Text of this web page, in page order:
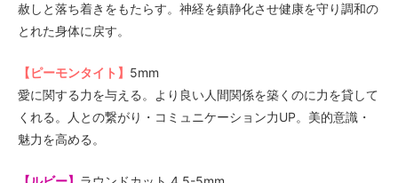
赦しと落ち着きをもたらす。神経を鎮静化させ健康を守り調和の
とれた身体に戻す。
【ピーモンタイト】 5mm
愛に関する力を与える。より良い人間関係を築くのに力を貸して
くれる。人との繋がり・コミュニケーション力UP。美的意識・
魅力を高める。